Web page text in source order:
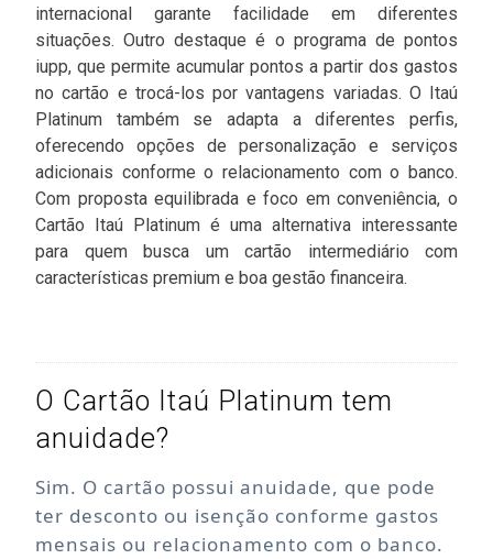
internacional garante facilidade em diferentes
situações. Outro destaque é o programa de pontos
iupp, que permite acumular pontos a partir dos gastos
no cartão e trocá-los por vantagens variadas. O Itaú
Platinum também se adapta a diferentes perfis,
oferecendo opções de personalização e serviços
adicionais conforme o relacionamento com o banco.
Com proposta equilibrada e foco em conveniência, o
Cartão Itaú Platinum é uma alternativa interessante
para quem busca um cartão intermediário com
características premium e boa gestão financeira.
O Cartão Itaú Platinum tem
anuidade?
Sim. O cartão possui anuidade, que pode
ter desconto ou isenção conforme gastos
mensais ou relacionamento com o banco.